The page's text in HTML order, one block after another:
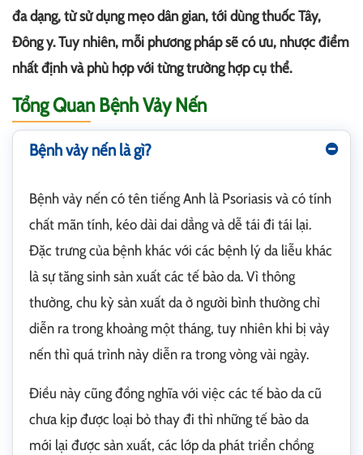
đa dạng, từ sử dụng mẹo dân gian, tới dùng thuốc Tây,
Đông y. Tuy nhiên, mỗi phương pháp sẽ có ưu, nhược điểm
nhất định và phù hợp với từng trường hợp cụ thể.
Tổng Quan Bệnh Vảy Nến
Bệnh vảy nến là gì?
Bệnh vảy nến có tên tiếng Anh là Psoriasis và có tính
chất mãn tính, kéo dài dai dẳng và dễ tái đi tái lại.
Đặc trưng của bệnh khác với các bệnh lý da liễu khác
là sự tăng sinh sản xuất các tế bào da. Vì thông
thường, chu kỳ sản xuất da ở người bình thường chỉ
diễn ra trong khoảng một tháng, tuy nhiên khi bị vảy
nến thì quá trình này diễn ra trong vòng vài ngày.
Điều này cũng đồng nghĩa với việc các tế bào da cũ
chưa kịp được loại bỏ thay đi thì những tế bào da
mới lại được sản xuất, các lớp da phát triển chồng